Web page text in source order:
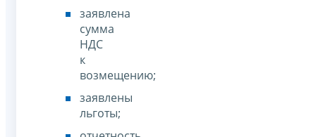
заявлена
сумма
НДС
к
возмещению;
заявлены
льготы;